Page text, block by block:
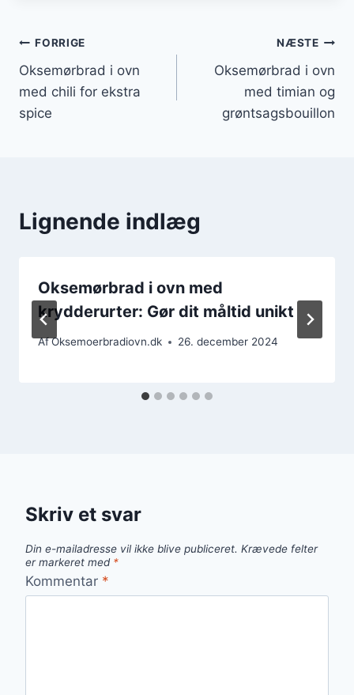
Indlægsnavigation
FORRIGE
Oksemørbrad i ovn
med chili for ekstra
spice
NÆSTE
Oksemørbrad i ovn
med timian og
grøntsagsbouillon
Lignende indlæg
Oksemørbrad i ovn med
krydderurter: Gør dit måltid unikt
AfOksemoerbradiovn.dk 26. december 2024
Skriv et svar
Din e-mailadresse vil ikke blive publiceret. Krævede felter
er markeret med *
Kommentar *